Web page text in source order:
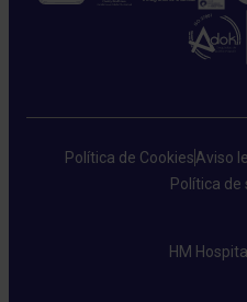
Política de CookiesAviso
Política de
HM